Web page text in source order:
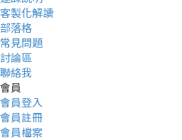
客製化解讀
部落格
常見問題
討論區
聯絡我
會員
會員登入
會員註冊
會員檔案